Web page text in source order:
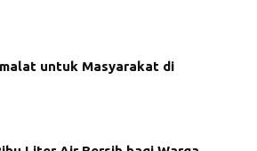
untuk Masyarakat di